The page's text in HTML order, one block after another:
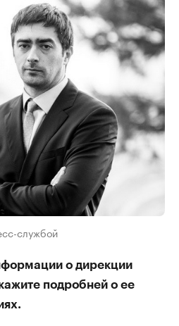
службой
о дирекции
подробней о ее